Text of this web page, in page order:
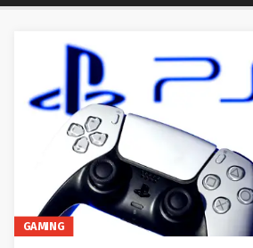
GAMING